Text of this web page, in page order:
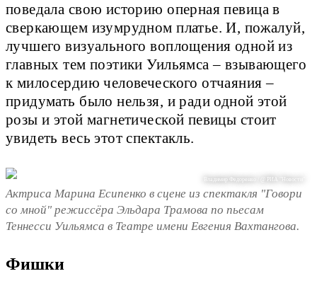
поведала свою историю оперная певица в
сверкающем изумрудном платье. И, пожалуй,
лучшего визуального воплощения одной из
главных тем поэтики Уильямса – взывающего
к милосердию человеческого отчаяния –
придумать было нельзя, и ради одной этой
розы и этой магнетической певицы стоит
увидеть весь этот спектакль.
Владимир Федоренко / @ РИА "Новости"
Актриса Марина Есипенко в сцене из спектакля "Говори
со мной" режиссёра Эльдара Трамова по пьесам
Теннесси Уильямса в Театре имени Евгения Вахтангова.
Фишки